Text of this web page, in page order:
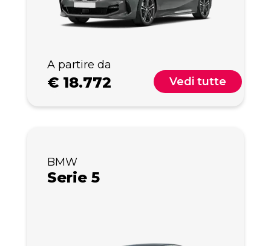
A partire da
€ 18.772 Vedi tutte
BMW
Serie 5